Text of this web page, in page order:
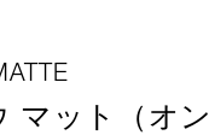
ット（オ